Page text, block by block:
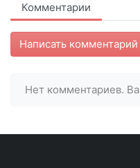
Комментарии
Написать комментарий
Нет комментариев.